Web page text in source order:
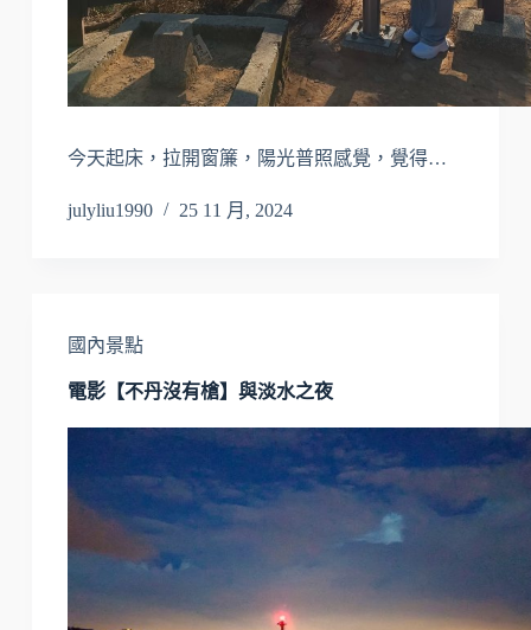
今天起床，拉開窗簾，陽光普照感覺，覺得…
julyliu1990 25 11 月, 2024
國內景點
電影【不丹沒有槍】與淡水之夜